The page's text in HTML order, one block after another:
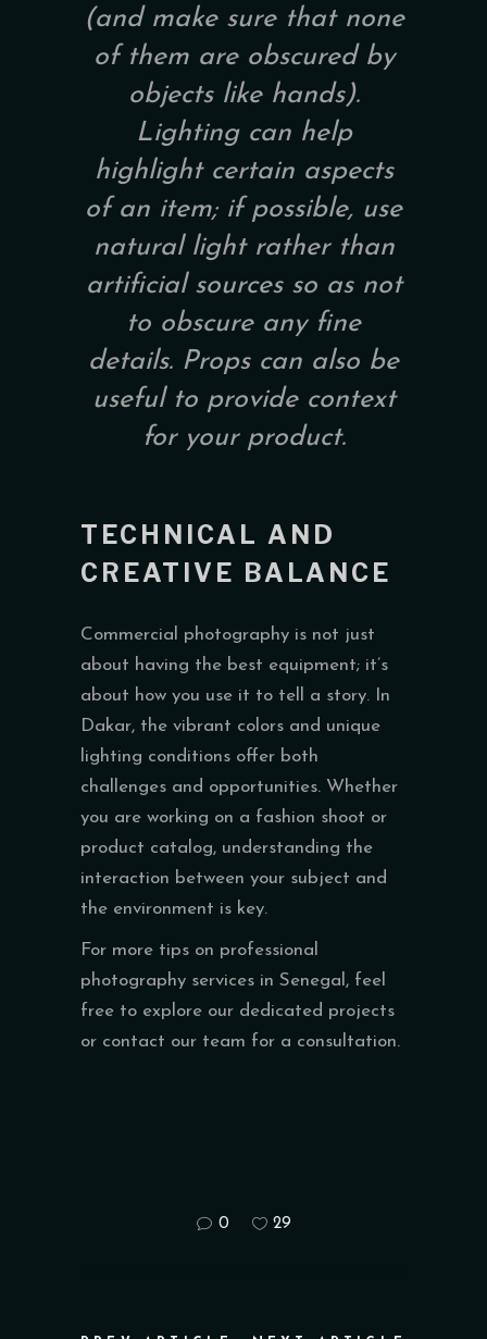
(and make sure that none
of them are obscured by
objects like hands).
Lighting can help
highlight certain aspects
of an item; if possible, use
natural light rather than
artificial sources so as not
to obscure any fine
details. Props can also be
useful to provide context
for your product.
TECHNICAL AND
CREATIVE BALANCE
Commercial photography is not just
about having the best equipment; it’s
about how you use it to tell a story. In
Dakar, the vibrant colors and unique
lighting conditions offer both
challenges and opportunities. Whether
you are working on a fashion shoot or
product catalog, understanding the
interaction between your subject and
the environment is key.
For more tips on professional
photography services in Senegal, feel
free to explore our dedicated projects
or contact our team for a consultation.
0 29